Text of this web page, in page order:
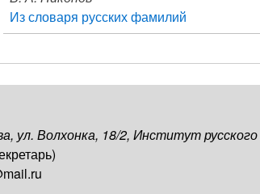
Из словаря русских фамилий
ул. Волхонка, 18/2, Институт